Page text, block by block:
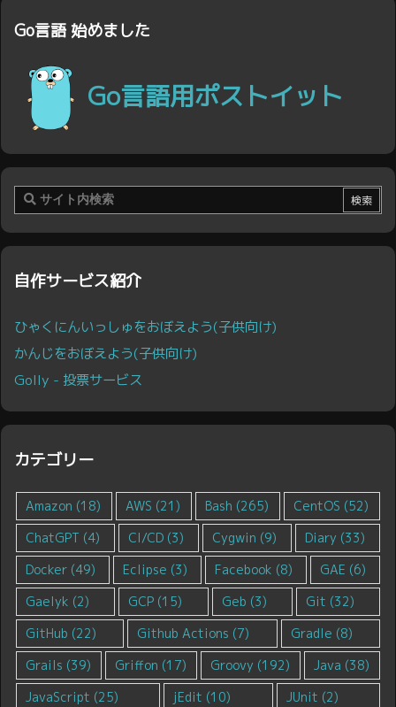
Go言語 始めました
Go言語用ポストイット
自作サービス紹介
ひゃくにんいっしゅをおぼえよう(子供向け)
かんじをおぼえよう(子供向け)
Golly - 投票サービス
カテゴリー
Amazon (18) AWS (21) Bash (265) CentOS (52)
ChatGPT (4) CI/CD (3) Cygwin (9) Diary (33)
Docker (49) Eclipse (3) Facebook (8) GAE (6)
Gaelyk (2) GCP (15) Geb (3) Git (32)
GitHub (22) Github Actions (7) Gradle (8)
Grails (39) Griffon (17) Groovy (192) Java (38)
JavaScript (25) jEdit (10) JUnit (2)